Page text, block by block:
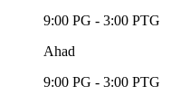
9:00 PG - 3:00 PTG
Ahad
9:00 PG - 3:00 PTG